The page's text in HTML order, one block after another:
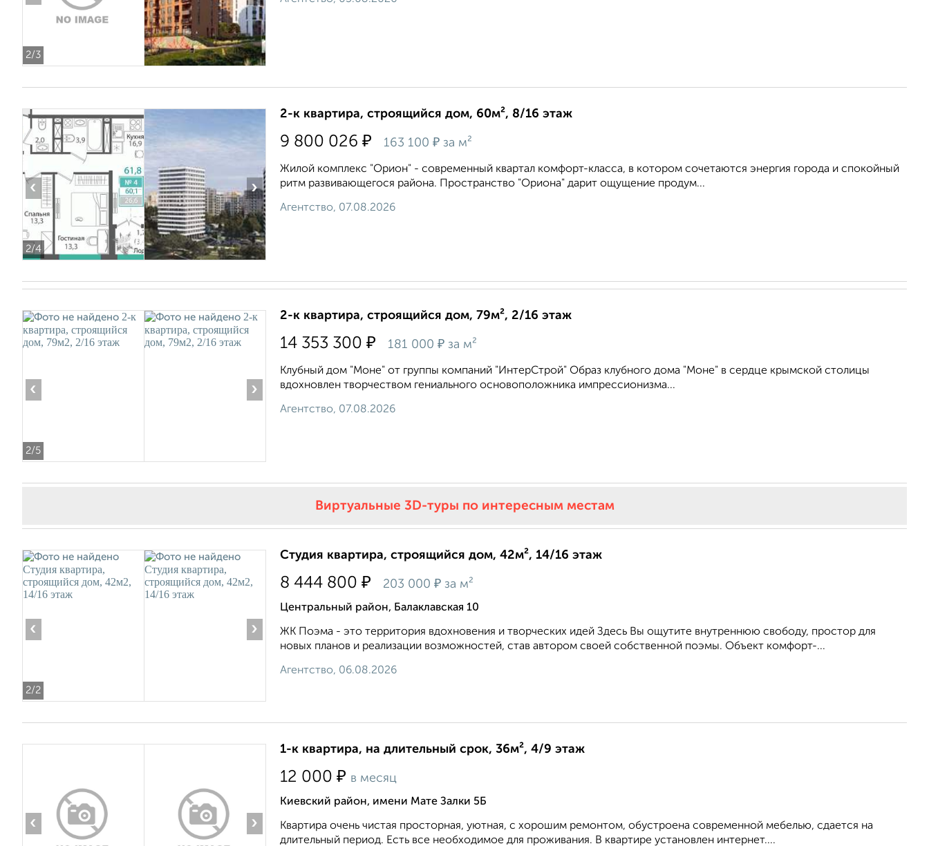
2/3
2/4
‹ ›
2-к квартира, строящийся дом, 60м², 8/16 этаж
9 800 026 ₽ 163 100 ₽ за м²
Жилой комплекс "Орион" - современный квартал комфорт-класса, в котором сочетаются энергия города и спокойный
ритм развивающегося района. Пространство "Ориона" дарит ощущение продум...
Агентство, 07.08.2026
2/5
‹ ›
2-к квартира, строящийся дом, 79м², 2/16 этаж
14 353 300 ₽ 181 000 ₽ за м²
Клубный дом "Моне" от группы компаний "ИнтерСтрой" Образ клубного дома "Моне" в сердце крымской столицы
вдохновлен творчеством гениального основоположника импрессионизма...
Агентство, 07.08.2026
Виртуальные 3D-туры по интересным местам
2/2
‹ ›
Студия квартира, строящийся дом, 42м², 14/16 этаж
8 444 800 ₽ 203 000 ₽ за м²
Центральный район, Балаклавская 10
ЖК Поэма - это территория вдохновения и творческих идей Здесь Вы ощутите внутреннюю свободу, простор для
новых планов и реализации возможностей, став автором своей собственной поэмы. Объект комфорт-...
Агентство, 06.08.2026
‹ ›
1-к квартира, на длительный срок, 36м², 4/9 этаж
12 000 ₽ в месяц
Киевский район, имени Мате Залки 5Б
Квартира очень чистая просторная, уютная, с хорошим ремонтом, обустроена современной мебелью, сдается на
длительный период. Есть все необходимое для проживания. В квартире установлен интернет....